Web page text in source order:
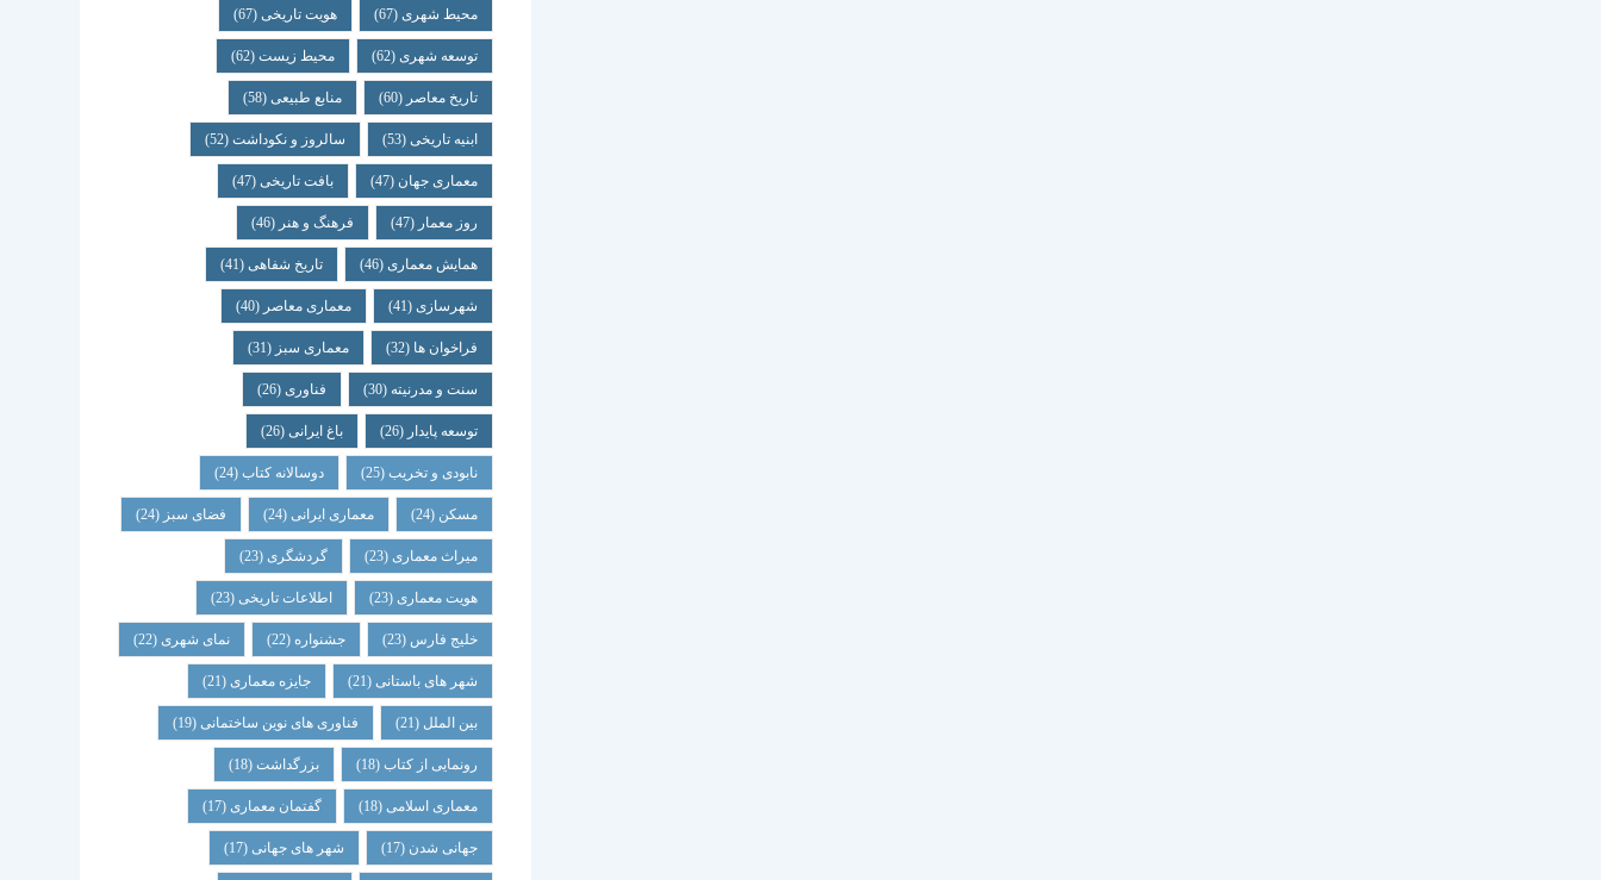
محیط شهری(67) هویت تاریخی(67)
توسعه شهری(62) محیط زیست(62)
تاریخ معاصر (60) منابع طبیعی(58)
ابنیه تاریخی(53) سالروز و نکوداشت(52)
معماری جهان (47) بافت تاریخی(47)
روز معمار (47) فرهنگ و هنر (46)
همایش معماری(46) تاریخ شفاهی(41)
شهرسازی(41) معماری معاصر (40)
فراخوان ها (32) معماری سبز (31)
سنت و مدرنیته (30) فناوری(26)
توسعه پایدار (26) باغ ایرانی(26)
نابودی و تخریب(25) دوسالانه کتاب(24)
مسکن (24) معماری ایرانی(24) فضای سبز (24)
میراث معماری(23) گردشگری(23)
هویت معماری(23) اطلاعات تاریخی(23)
خلیج فارس (23) جشنواره (22) نمای شهری(22)
شهر های باستانی(21) جایزه معماری(21)
بین الملل (21) فناوری های نوین ساختمانی(19)
رونمایی از کتاب(18) بزرگداشت(18)
معماری اسلامی(18) گفتمان معماری(17)
جهانی شدن (17) شهر های جهانی(17)